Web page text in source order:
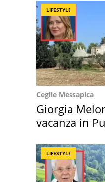
LIFESTYLE
Ceglie Messapica
Giorgia
vacanza in
LIFESTYLE